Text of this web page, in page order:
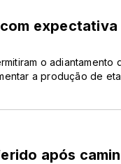
expectativa
o adiantamento
a produção de
após